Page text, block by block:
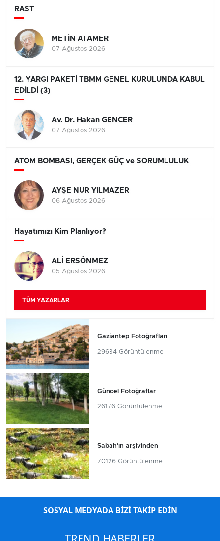
RAST
METİN ATAMER
07 Ağustos 2026
12. YARGI PAKETİ TBMM GENEL KURULUNDA KABUL
EDİLDİ (3)
Av. Dr. Hakan GENCER
07 Ağustos 2026
ATOM BOMBASI, GERÇEK GÜÇ ve SORUMLULUK
AYŞE NUR YILMAZER
06 Ağustos 2026
Hayatımızı Kim Planlıyor?
ALİ ERSÖNMEZ
05 Ağustos 2026
TÜM YAZARLAR
Gaziantep Fotoğrafları
29634 Görüntülenme
Güncel Fotoğraflar
26176 Görüntülenme
Sabah'ın arşivinden
70126 Görüntülenme
SOSYAL MEDYADA BİZİ TAKİP EDİN